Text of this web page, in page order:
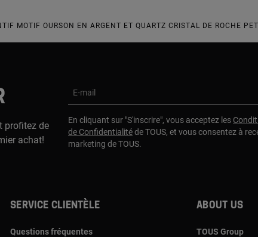
MOTIF OURSON EN ARGENT ET QUARTZ CRISTAL DE ROCHE
profitez de
achat!
E-mail
En cliquant sur "S'inscrire", vous acceptez les
de Confidentialitéde TOUS, et vous consentez à
marketing de TOUS.
Service clientèle
Questions fréquentes
About us
TOUS Group